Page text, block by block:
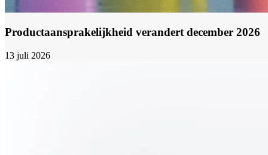
Productaansprakelijkheid verandert december 2026
13 juli 2026